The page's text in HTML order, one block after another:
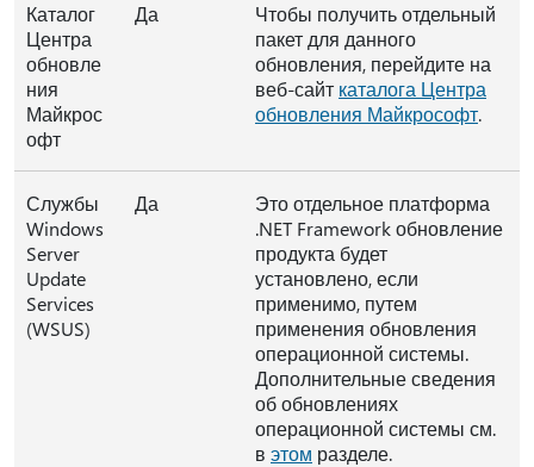
Каталог
Центра
обновле
ния
Майкрос
офт
Да
Чтобы получить отдельный
пакет для данного
обновления, перейдите на
веб-сайт каталога Центра
обновления Майкрософт.
Службы
Windows
Server
Update
Services
(WSUS)
Да
Это отдельное платформа
.NET Framework обновление
продукта будет
установлено, если
применимо, путем
применения обновления
операционной системы.
Дополнительные сведения
об обновлениях
операционной системы см.
в этом разделе.